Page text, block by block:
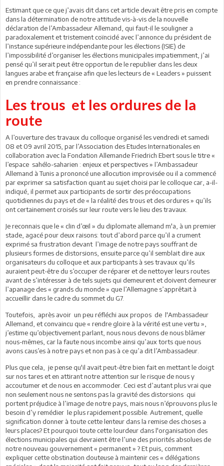
Estimant que ce que j’avais dit dans cet article devait être pris en compte
dans la détermination de notre attitude vis-à-vis de la nouvelle
déclaration de l’Ambassadeur Allemand, qui faut-il le souligner a
paradoxalement et tristement coïncidé avec l’annonce du président de
l’instance supérieure indépendante pour les élections (ISIE) de
l’impossibilité d’organiser les élections municipales impatiemment, j’ai
pensé qu’il serait peut être opportun de le republier dans les deux
langues arabe et française afin que les lecteurs de « Leaders » puissent
en prendre connaissance :
Les trous et les ordures de la
route
A l’ouverture des travaux du colloque organisé les vendredi et samedi
08 et 09 avril 2015, par l’Association des Etudes Internationales en
collaboration avec la Fondation Allemande Friedrich Ebert sous le titre «
l’espace sahélo-saharien : enjeux et perspectives » l’Ambassadeur
Allemand à Tunis a prononcé une allocution improvisée ou il a commencé
par exprimer sa satisfaction quant au sujet choisi par le colloque car, a-il-
indiqué, il permet aux participants de sortir des préoccupations
quotidiennes du pays et de « la réalité des trous et des ordures » qu’ils
ont certainement croisés sur leur route vers le lieu des travaux.
Je reconnais que le « clin d’œil » du diplomate allemand m'a, à un premier
stade, agacé pour deux raisons: tout d’abord parce qu’il a crument
exprimé sa frustration devant l’image de notre pays souffrant de
plusieurs formes de distorsions, ensuite parce qu’il semblait dire aux
organisateurs du colloque et aux participants à ses travaux qu’ils
auraient peut-être du s’occuper de réparer et de nettoyer leurs routes
avant de s’intéresser à de tels sujets qui demeurent et doivent demeurer
l’apanage des « grands du monde » que l’Allemagne s’apprêtait à
accueillir dans le cadre du sommet du G7.
Toutefois, après avoir un peu réfléchi aux propos de l'Ambassadeur
Allemand, et convaincu que « rendre gloire à la vérité est une vertu »,
j’estime qu’objectivement parlant, nous nous devons de nous blâmer
nous-mêmes, car la faute nous incombe ainsi qu’aux torts que nous
avons caus’es à notre pays et non pas à ce qu’a dit l’Ambassadeur.
Plus que cela, je pense qu'il avait peut-être bien fait en mettant le doigt
sur nos tares et en attirant notre attention sur le risque de nous y
accoutumer et de nous en accommoder. Ceci est d’autant plus vrai que
non seulement nous ne sentons pas la gravité des distorsions qui
portent préjudice à l’image de notre pays, mais nous n’éprouvons plus le
besoin d’y remédier le plus rapidement possible. Autrement, quelle
signification donner à toute cette lenteur dans la remise des choses a
leurs places? Et pourquoi toute cette lourdeur dans l'organisation des
élections municipales qui devraient être l’une des priorités absolues de
notre nouveau gouvernement « permanent » ? Et puis, comment
expliquer cette obstination douteuse à maintenir ces « délégations